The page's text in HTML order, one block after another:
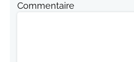
Commentaire